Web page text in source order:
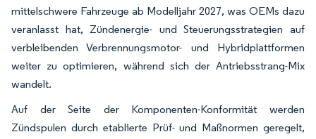
mittelschwere Fahrzeuge ab Modelljahr 2027, was OEMs dazu
veranlasst hat, Zündenergie- und Steuerungsstrategien auf
verbleibenden Verbrennungsmotor- und Hybridplattformen
weiter zu optimieren, während sich der Antriebsstrang-Mix
wandelt.
Auf der Seite der Komponenten-Konformität werden
Zündspulen durch etablierte Prüf- und Maßnormen geregelt,